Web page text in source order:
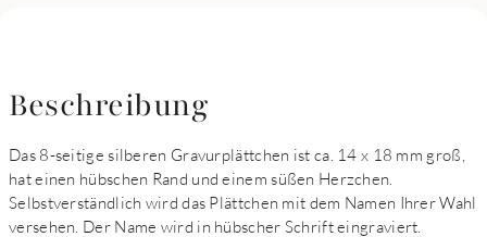
Beschreibung
Das 8-seitige silberen Gravurplättchen ist ca. 14 x 18 mm groß,
hat einen hübschen Rand und einem süßen Herzchen.
Selbstverständlich wird das Plättchen mit dem Namen Ihrer Wahl
versehen. Der Name wird in hübscher Schrift eingraviert.